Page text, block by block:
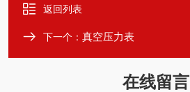
返回列表
下一个： 真空压力表
在线留言